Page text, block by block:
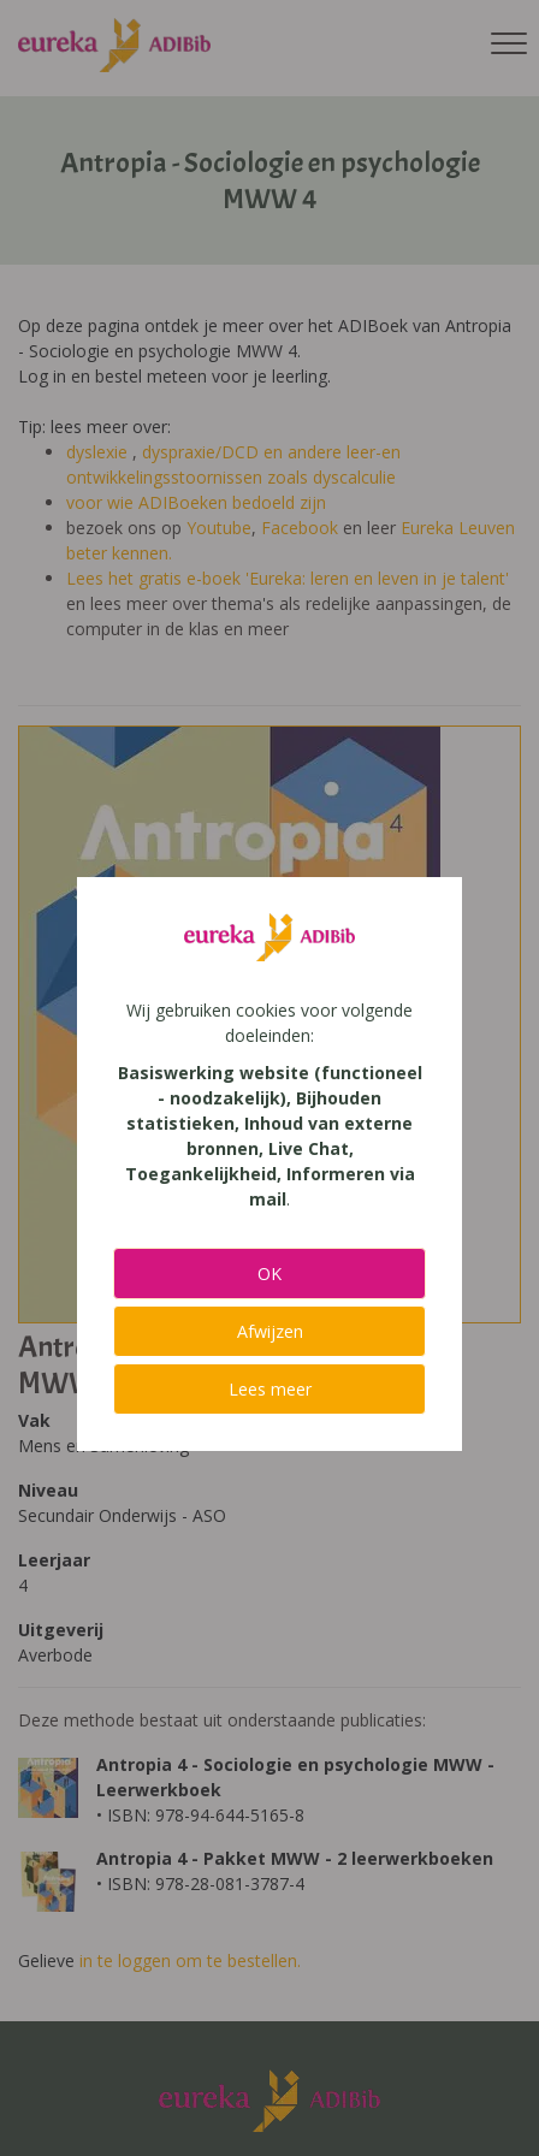
Antropia - Sociologie en psychologie
MWW 4
Op deze pagina ontdek je meer over het ADIBoek van Antropia
- Sociologie en psychologie MWW 4.
Log in en bestel meteen voor je leerling.
Tip: lees meer over:
dyslexie , dyspraxie/DCD en andere leer-en
ontwikkelingsstoornissen zoals dyscalculie
voor wie ADIBoeken bedoeld zijn
bezoek ons op Youtube, Facebook en leer Eureka Leuven
beter kennen.
Lees het gratis e-boek 'Eureka: leren en leven in je talent'
en lees meer over thema's als redelijke aanpassingen, de
computer in de klas en meer
Antropia - Sociologie en psychologie
MWW 4
Vak
Mens en Samenleving
Niveau
Secundair Onderwijs - ASO
Leerjaar
4
Uitgeverij
Averbode
Deze methode bestaat uit onderstaande publicaties:
Antropia 4 - Sociologie en psychologie MWW -
Leerwerkboek
• ISBN: 978-94-644-5165-8
Antropia 4 - Pakket MWW - 2 leerwerkboeken
• ISBN: 978-28-081-3787-4
Gelieve in te loggen om te bestellen.
Wij gebruiken cookies voor volgende
doeleinden:
Basiswerking website (functioneel
- noodzakelijk), Bijhouden
statistieken, Inhoud van externe
bronnen, Live Chat,
Toegankelijkheid, Informeren via
mail.
OK
Afwijzen
Lees meer